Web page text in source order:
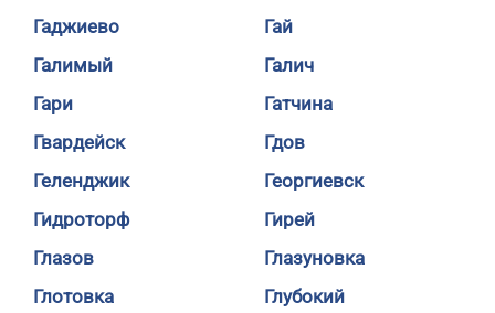
Гаджиево
Гай
Галимый
Галич
Гари
Гатчина
Гвардейск
Гдов
Геленджик
Георгиевск
Гидроторф
Гирей
Глазов
Глазуновка
Глотовка
Глубокий